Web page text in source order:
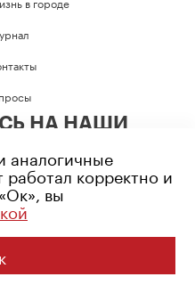
НА НАШИ
16+
защищены
аналогичные
корректно и
вы